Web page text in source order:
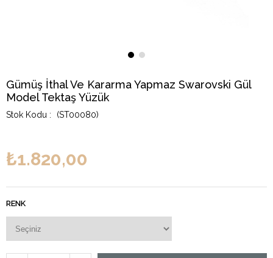
Gümüş İthal Ve Kararma Yapmaz Swarovski Gül
Model Tektaş Yüzük
(ST00080)
₺1.820,00
RENK